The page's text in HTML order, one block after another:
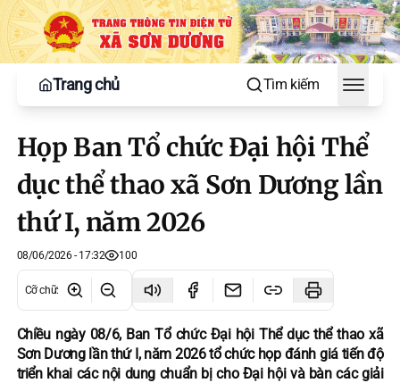
Trang chủ Tìm kiếm
Toggle
Họp Ban Tổ chức Đại hội Thể
dục thể thao xã Sơn Dương lần
thứ I, năm 2026
08/06/2026 - 17:32 100
Cỡ chữ:
Chiều ngày 08/6, Ban Tổ chức Đại hội Thể dục thể thao xã
Sơn Dương lần thứ I, năm 2026 tổ chức họp đánh giá tiến độ
triển khai các nội dung chuẩn bị cho Đại hội và bàn các giải